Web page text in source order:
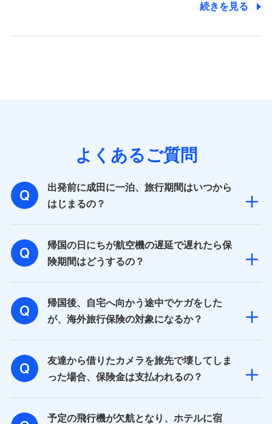
続きを見る
よくあるご質問
出発前に成田に一泊、旅行期間はいつから
はじまるの？
帰国の日にちが航空機の遅延で遅れたら保
険期間はどうするの？
帰国後、自宅へ向かう途中でケガをした
が、海外旅行保険の対象になるか？
友達から借りたカメラを旅先で壊してしま
った場合、保険金は支払われるの？
予定の飛行機が欠航となり、ホテルに宿